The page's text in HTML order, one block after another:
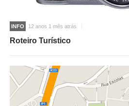
INFO 12 anos 1 mês atrás
Roteiro Turístico